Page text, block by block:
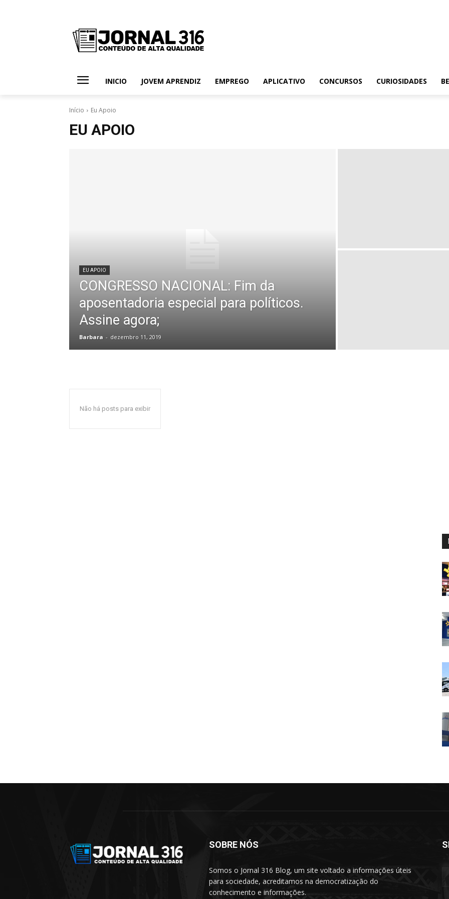
INICIO JOVEM APRENDIZ EMPREGO APLICATIVO CONCURSOS CURIOSIDADES
Início Eu Apoio
EU APOIO
EU APOIO
CONGRESSO NACIONAL: Fim da
aposentadoria especial para políticos.
Assine agora;
Barbara - dezembro 11, 2019
Não há posts para exibir
SOBRE NÓS
Somos o Jornal 316 Blog, um site voltado a informações úteis
para sociedade, acreditamos na democratização do
conhecimento e informações.